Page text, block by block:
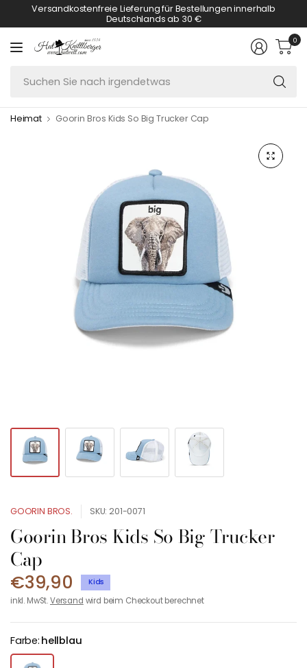
Versandkostenfreie Lieferung für Bestellungen innerhalb
Deutschlands ab 30 €
0
Heimat Goorin Bros Kids So Big Trucker Cap
GOORIN BROS. SKU: 201-0071
Goorin Bros Kids So Big Trucker
Cap
€39,90 Kids
inkl. MwSt.Versand wird beim Checkout berechnet
Farbe: hellblau